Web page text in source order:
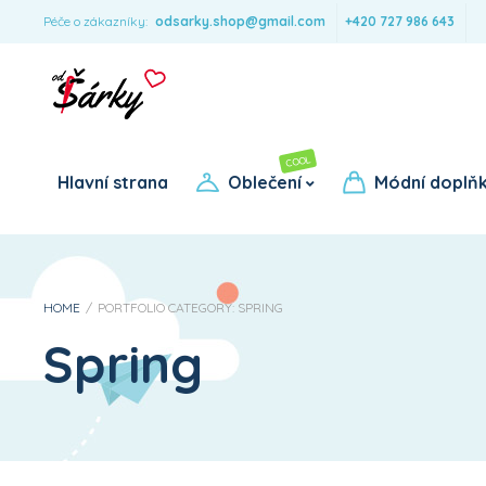
Péče o zákazníky: odsarky.shop@gmail.com +420 727 986 643
Hlavní strana Oblečení
COOL
Pro dívky Pro chlapce
Módní
HOME / PORTFOLIO CATEGORY: SPRING
Spring